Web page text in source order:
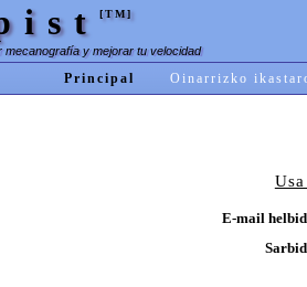
[TM]
mecanografía y mejorar tu velocidad
Principal Oinarrizko
E-mail